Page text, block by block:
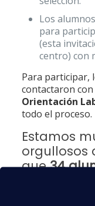
Los
para
(esta
centro) con
Para participar,
contactaron
Orientación
todo el proceso.
Estamos
orgullosos
que34